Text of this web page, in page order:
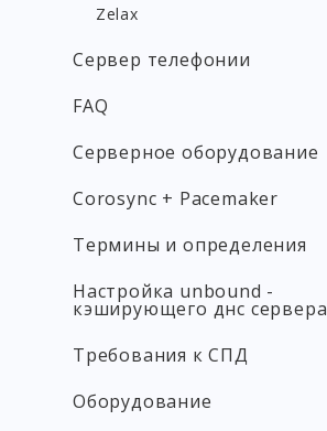
Zelax
Сервер телефонии
FAQ
Серверное оборудование
Corosync + Pacemaker
Термины и определения
Настройка unbound -
кэширующего днс сервера
Требования к СПД
Оборудование